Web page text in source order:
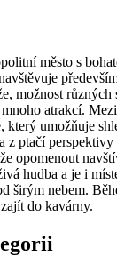
město s
možnost
atrakcí.
který umožňuje
z ptačí
opomenout
hudba a je i
širým nebem.
do kavárny.